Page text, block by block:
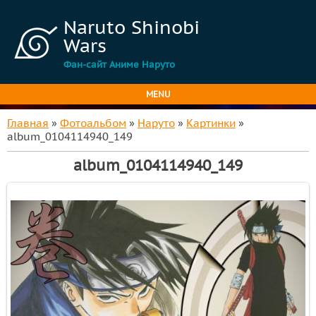
Naruto Shinobi
Wars
Фан-сайт Аниме Наруто
MENU
Главная » Фотоальбом » Наруто » Картинки »
album_0104114940_149
album_0104114940_149